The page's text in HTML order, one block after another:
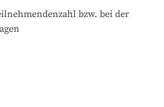
bzw. bei der